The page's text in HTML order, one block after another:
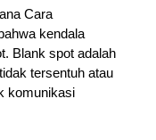
Cara
kendala
Blank spot adalah
tersentuh atau
komunikasi